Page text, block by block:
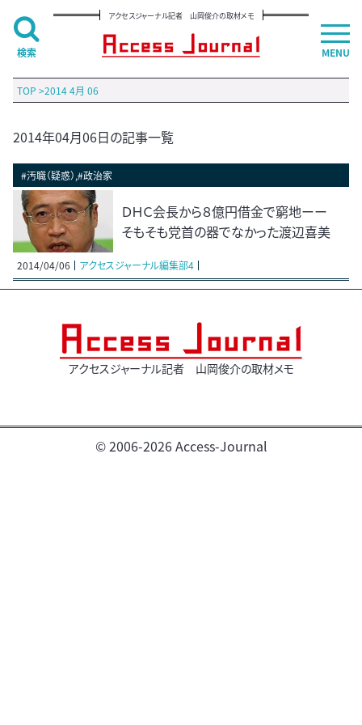
アクセスジャーナル記者 山岡俊介の取材メモ
TOP >2014 4月 06
2014年04月06日の記事一覧
#汚職（疑惑）,#政治家
ＤＨＣ会長から８億円借金で窮地ーー
そもそも党首の器でなかった渡辺喜美
2014/04/06 アクセスジャーナル編集部4
アクセスジャーナル記者 山岡俊介の取材メモ
© 2006-2026 Access-Journal
MENU
検索